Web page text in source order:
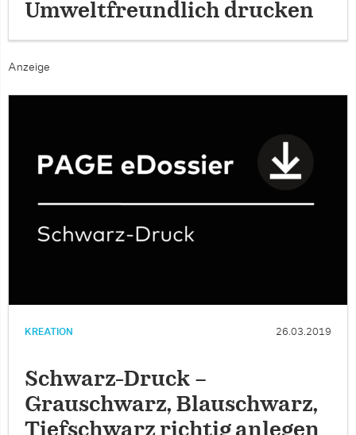
Umweltfreundlich drucken
Anzeige
KREATION 26.03.2019
Schwarz-Druck –
Grauschwarz, Blauschwarz,
Tiefschwarz richtig anlegen